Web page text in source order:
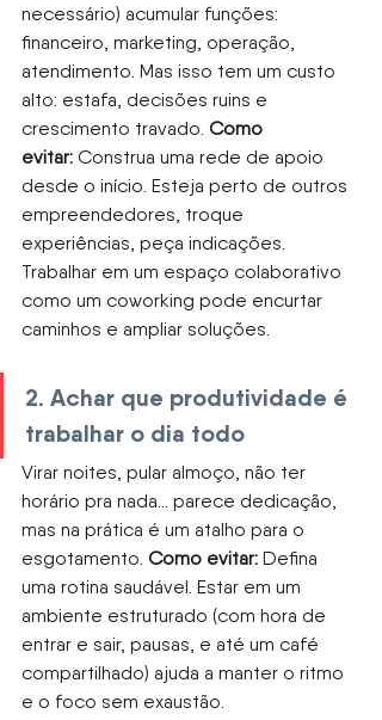
necessário) acumular funções:
financeiro, marketing, operação,
atendimento. Mas isso tem um custo
alto: estafa, decisões ruins e
crescimento travado. Como
evitar: Construa uma rede de apoio
desde o início. Esteja perto de outros
empreendedores, troque
experiências, peça indicações.
Trabalhar em um espaço colaborativo
como um coworking pode encurtar
caminhos e ampliar soluções.
2. Achar que produtividade é
trabalhar o dia todo
Virar noites, pular almoço, não ter
horário pra nada... parece dedicação,
mas na prática é um atalho para o
esgotamento. Como evitar: Defina
uma rotina saudável. Estar em um
ambiente estruturado (com hora de
entrar e sair, pausas, e até um café
compartilhado) ajuda a manter o ritmo
e o foco sem exaustão.